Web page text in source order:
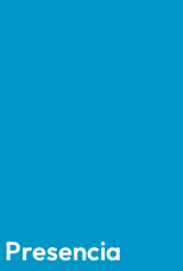
Presencia